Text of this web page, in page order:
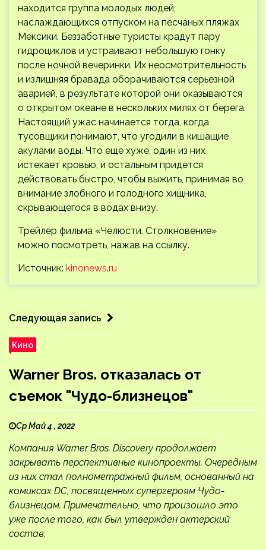
находится группа молодых людей,
наслаждающихся отпуском на песчаных пляжах
Мексики. Беззаботные туристы крадут пару
гидроциклов и устраивают небольшую гонку
после ночной вечеринки. Их неосмотрительность
и излишняя бравада оборачиваются серьезной
аварией, в результате которой они оказываются
о открытом океане в нескольких милях от берега.
Настоящий ужас начинается тогда, когда
тусовщики понимают, что угодили в кишащие
акулами воды. Что еще хуже, один из них
истекает кровью, и остальным придется
действовать быстро, чтобы выжить, принимая во
внимание злобного и голодного хищника,
скрывающегося в водах внизу.
Трейлер фильма «Челюсти. Столкновение»
можно посмотреть, нажав на ссылку.
Источник: kinonews.ru
Следующая запись
Кино
Warner Bros. отказалась от
съемок "Чудо-близнецов"
Ср Май 4 , 2022
Компания Warner Bros. Discovery продолжает
закрывать перспективные кинопроекты. Очередным
из них стал полнометражный фильм, основанный на
комиксах DC, посвященных супергероям Чудо-
близнецам. Примечательно, что произошло это
уже после того, как был утвержден актерский
состав.